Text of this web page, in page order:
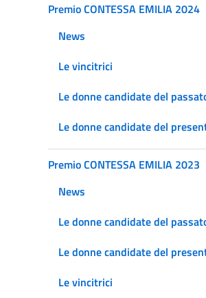
Premio CONTESSA EMILIA 2024
News
Le vincitrici
Le donne candidate del
Le donne candidate del
Premio CONTESSA EMILIA 2023
News
Le donne candidate del
Le donne candidate del
Le vincitrici